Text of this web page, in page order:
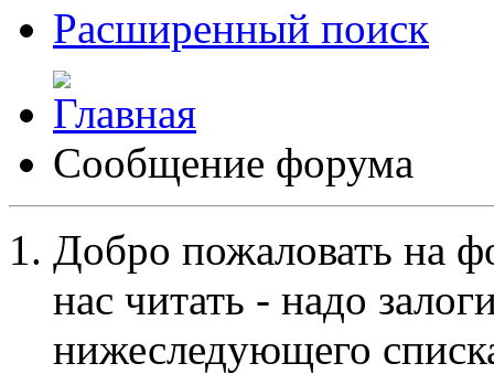
Расширенный поиск
Сообщение форума
Добро пожаловать на
нас читать - надо
нижеследующего